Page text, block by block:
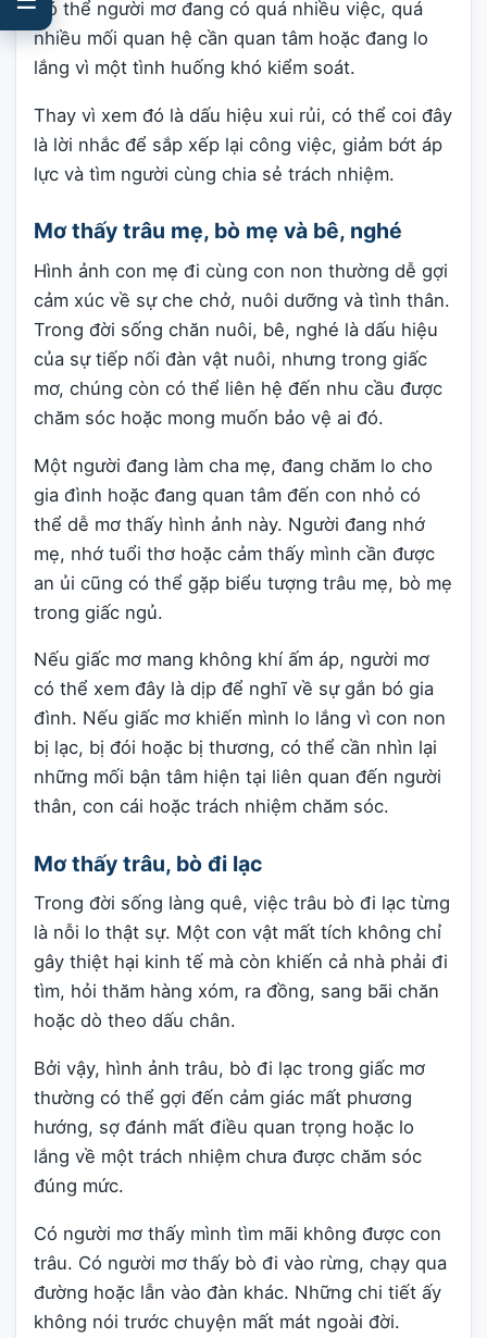
Có thể người mơ đang có quá nhiều việc, quá
nhiều mối quan hệ cần quan tâm hoặc đang lo
lắng vì một tình huống khó kiểm soát.
Thay vì xem đó là dấu hiệu xui rủi, có thể coi đây
là lời nhắc để sắp xếp lại công việc, giảm bớt áp
lực và tìm người cùng chia sẻ trách nhiệm.
Mơ thấy trâu mẹ, bò mẹ và bê, nghé
Hình ảnh con mẹ đi cùng con non thường dễ gợi
cảm xúc về sự che chở, nuôi dưỡng và tình thân.
Trong đời sống chăn nuôi, bê, nghé là dấu hiệu
của sự tiếp nối đàn vật nuôi, nhưng trong giấc
mơ, chúng còn có thể liên hệ đến nhu cầu được
chăm sóc hoặc mong muốn bảo vệ ai đó.
Một người đang làm cha mẹ, đang chăm lo cho
gia đình hoặc đang quan tâm đến con nhỏ có
thể dễ mơ thấy hình ảnh này. Người đang nhớ
mẹ, nhớ tuổi thơ hoặc cảm thấy mình cần được
an ủi cũng có thể gặp biểu tượng trâu mẹ, bò mẹ
trong giấc ngủ.
Nếu giấc mơ mang không khí ấm áp, người mơ
có thể xem đây là dịp để nghĩ về sự gắn bó gia
đình. Nếu giấc mơ khiến mình lo lắng vì con non
bị lạc, bị đói hoặc bị thương, có thể cần nhìn lại
những mối bận tâm hiện tại liên quan đến người
thân, con cái hoặc trách nhiệm chăm sóc.
Mơ thấy trâu, bò đi lạc
Trong đời sống làng quê, việc trâu bò đi lạc từng
là nỗi lo thật sự. Một con vật mất tích không chỉ
gây thiệt hại kinh tế mà còn khiến cả nhà phải đi
tìm, hỏi thăm hàng xóm, ra đồng, sang bãi chăn
hoặc dò theo dấu chân.
Bởi vậy, hình ảnh trâu, bò đi lạc trong giấc mơ
thường có thể gợi đến cảm giác mất phương
hướng, sợ đánh mất điều quan trọng hoặc lo
lắng về một trách nhiệm chưa được chăm sóc
đúng mức.
Có người mơ thấy mình tìm mãi không được con
trâu. Có người mơ thấy bò đi vào rừng, chạy qua
đường hoặc lẫn vào đàn khác. Những chi tiết ấy
không nói trước chuyện mất mát ngoài đời.